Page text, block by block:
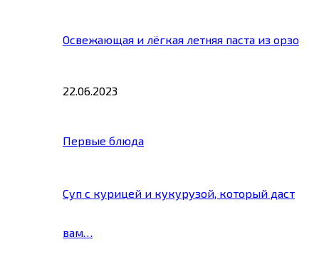
Освежающая и лёгкая летняя паста из орзо
22.06.2023
Первые блюда
Суп с курицей и кукурузой, который даст
вам…